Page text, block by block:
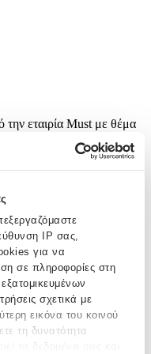
IP σας,
για να
σε πληροφορίες στη
σχετικά με
εικόνα του κοινού
τη δυνατότητα
εταιρία Must με θέμα